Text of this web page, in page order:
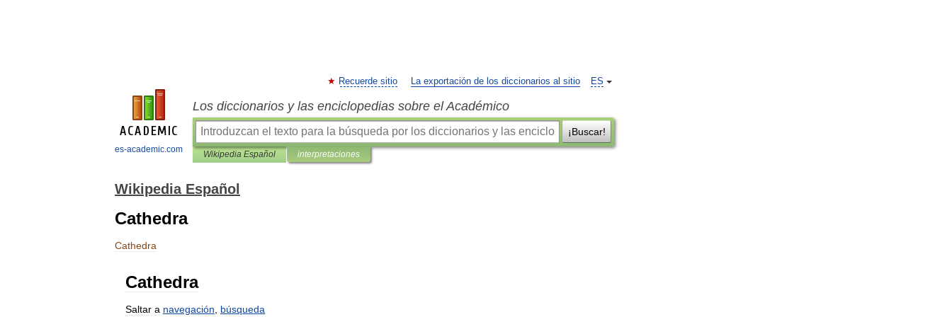
es-academic.com
ES
Recuerde sitio La exportación de los diccionarios al sitio
Los diccionarios y las enciclopedias sobre el Académico
¡Buscar!
Wikipedia Español interpretaciones
Wikipedia Español
Cathedra
Cathedra
Cathedra
Saltar a navegación búsqueda